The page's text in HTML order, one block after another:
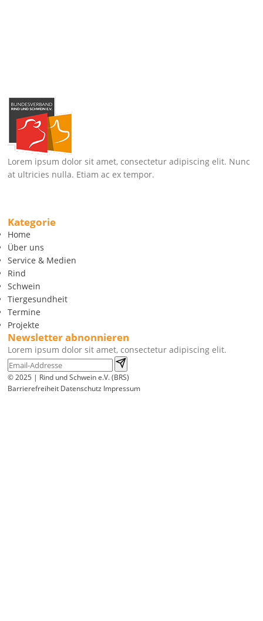
Lorem ipsum dolor sit amet, consectetur adipiscing elit. Nunc
at ultricies nulla. Etiam ac ex tempor.
Kategorie
Home
Über uns
Service & Medien
Rind
Schwein
Tiergesundheit
Termine
Projekte
Newsletter abnonnieren
Lorem ipsum dolor sit amet, consectetur adipiscing elit.
© 2025 | Rind und Schwein e.V. (BRS)
Barrierefreiheit Datenschutz Impressum